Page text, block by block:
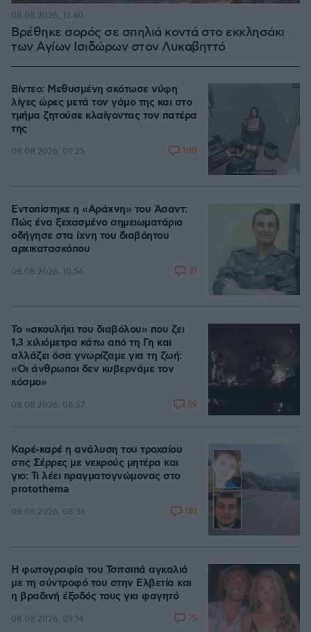
Βρέθηκε σορός σε σπηλιά κοντά στο εκκλησάκι
των Αγίων Ισιδώρων στον Λυκαβηττό
08.08.2026, 12:40
Βίντεο: Μεθυσμένη σκότωσε νύφη
λίγες ώρες μετά τον γάμο της και στο
τμήμα ζητούσε κλαίγοντας τον πατέρα
της
08.08.2026, 09:25 100
Εντοπίστηκε η «Αράχνη» του Άσαντ:
Πώς ένα ξεχασμένο σημειωματάριο
οδήγησε στα ίχνη του διαβόητου
αρχικατασκόπου
08.08.2026, 10:56 21
Το «σκουλήκι του διαβόλου» που ζει
1,3 χιλιόμετρα κάτω από τη Γη και
αλλάζει όσα γνωρίζαμε για τη ζωή:
«Οι άνθρωποι δεν κυβερνάμε τον
κόσμο»
08.08.2026, 08:57 59
Καρέ-καρέ η ανάλυση του τροχαίου
στις Σέρρες με νεκρούς μητέρα και
γιο: Τι λέει πραγματογνώμονας στο
protothema
08.08.2026, 08:36 181
Η φωτογραφία του Τσιτσιπά αγκαλιά
με τη σύντροφό του στην Ελβετία και
η βραδινή έξοδός τους για φαγητό
08.08.2026, 09:14 75